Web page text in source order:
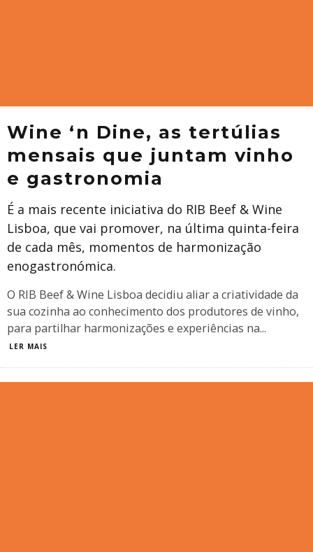
Wine ‘n Dine, as tertúlias
mensais que juntam vinho
e gastronomia
É a mais recente iniciativa do RIB Beef & Wine
Lisboa, que vai promover, na última quinta-feira
de cada mês, momentos de harmonização
enogastronómica.
O RIB Beef & Wine Lisboa decidiu aliar a criatividade da
sua cozinha ao conhecimento dos produtores de vinho,
para partilhar harmonizações e experiências na...
LER MAIS